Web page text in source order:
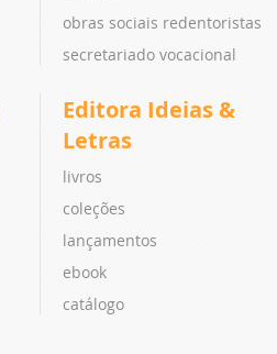
obras sociais redentoristas
secretariado vocacional
Editora Ideias &
Letras
livros
coleções
lançamentos
ebook
catálogo